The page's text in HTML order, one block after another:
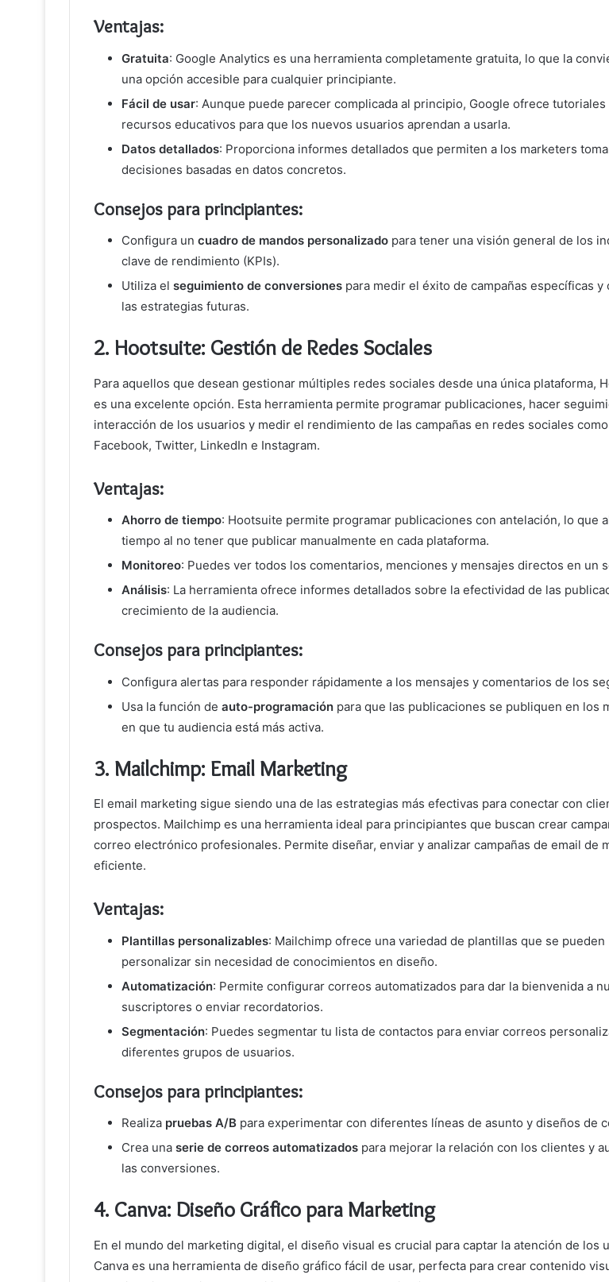
Ventajas:
Gratuita: Google Analytics es una herramienta completamente gratuita, lo que la
una opción accesible para cualquier principiante.
Fácil de usar: Aunque puede parecer complicada al principio, Google ofrece tutoriales
recursos educativos para que los nuevos usuarios aprendan a usarla.
Datos detallados: Proporciona informes detallados que permiten a los marketers
decisiones basadas en datos concretos.
Consejos para principiantes:
Configura un cuadro de mandos personalizado para tener una visión general de los
clave de rendimiento (KPIs).
Utiliza el seguimiento de conversiones para medir el éxito de campañas específicas y
las estrategias futuras.
2. Hootsuite: Gestión de Redes Sociales
Para aquellos que desean gestionar múltiples redes sociales desde una única plataforma,
es una excelente opción. Esta herramienta permite programar publicaciones, hacer
interacción de los usuarios y medir el rendimiento de las campañas en redes sociales como
Facebook, Twitter, LinkedIn e Instagram.
Ventajas:
Ahorro de tiempo: Hootsuite permite programar publicaciones con antelación, lo que
tiempo al no tener que publicar manualmente en cada plataforma.
Monitoreo: Puedes ver todos los comentarios, menciones y mensajes directos en un
Análisis: La herramienta ofrece informes detallados sobre la efectividad de las
crecimiento de la audiencia.
Consejos para principiantes:
Configura alertas para responder rápidamente a los mensajes y comentarios de los
Usa la función de auto-programación para que las publicaciones se publiquen en los
en que tu audiencia está más activa.
3. Mailchimp: Email Marketing
El email marketing sigue siendo una de las estrategias más efectivas para conectar con
prospectos. Mailchimp es una herramienta ideal para principiantes que buscan crear
correo electrónico profesionales. Permite diseñar, enviar y analizar campañas de email de
eficiente.
Ventajas:
Plantillas personalizables: Mailchimp ofrece una variedad de plantillas que se pueden
personalizar sin necesidad de conocimientos en diseño.
Automatización: Permite configurar correos automatizados para dar la bienvenida a
suscriptores o enviar recordatorios.
Segmentación: Puedes segmentar tu lista de contactos para enviar correos
diferentes grupos de usuarios.
Consejos para principiantes:
Realiza pruebas A/B para experimentar con diferentes líneas de asunto y diseños de
Crea una serie de correos automatizados para mejorar la relación con los clientes y
las conversiones.
4. Canva: Diseño Gráfico para Marketing
En el mundo del marketing digital, el diseño visual es crucial para captar la atención de los
Canva es una herramienta de diseño gráfico fácil de usar, perfecta para crear contenido